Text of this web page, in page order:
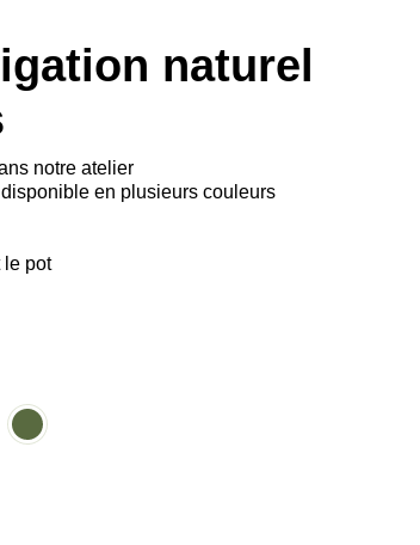
naturel
notre atelier
disponible en plusieurs couleurs
le pot